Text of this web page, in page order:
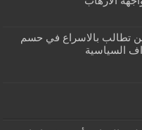
تطالب بالاسراع في حسم
السياسية